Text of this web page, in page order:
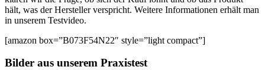
hält, was der Hersteller verspricht. Weitere Informationen erhält man
in unserem Testvideo.
[amazon box=”B073F54N22″ style=”light compact”]
Bilder aus unserem Praxistest